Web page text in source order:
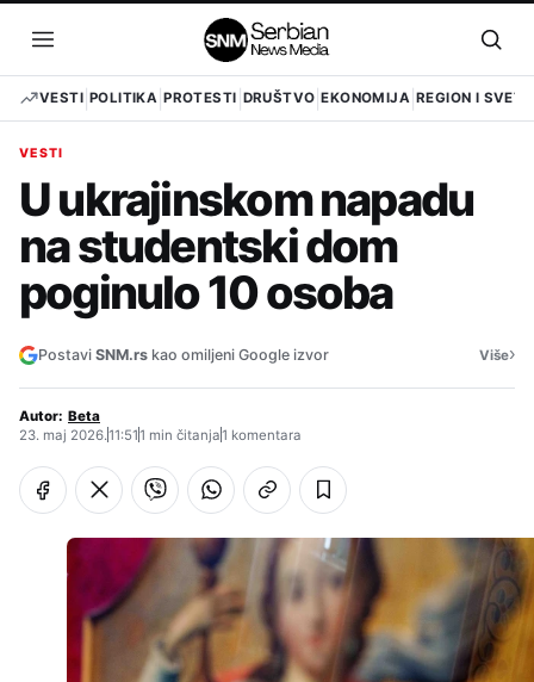
sadržaj
Otvori
meni
VESTI POLITIKA PROTESTI DRUŠTVO EKONOMIJA REGION I SVET
VESTI
U ukrajinskom napadu
na studentski dom
poginulo 10 osoba
Postavi SNM.rs kao omiljeni Google izvor Više›
Autor: Beta
23. maj 2026.11:511 min čitanja1 komentara